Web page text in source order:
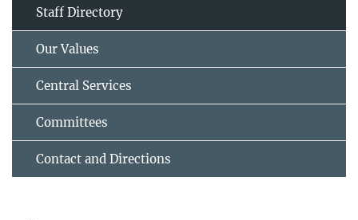
Staff Directory
Our Values
Central Services
Committees
Contact and Directions